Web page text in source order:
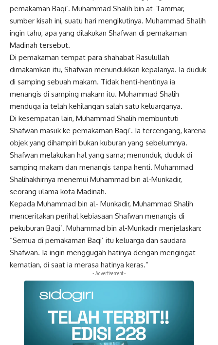
pemakaman Baqi’. Muhammad Shalih bin at-Tammar,
sumber kisah ini, suatu hari mengikutinya. Muhammad Shalih
ingin tahu, apa yang dilakukan Shafwan di pemakaman
Madinah tersebut.
Di pemakaman tempat para shahabat Rasulullah
dimakamkan itu, Shafwan menundukkan kepalanya. Ia duduk
di samping sebuah makam. Tidak henti-hentinya ia
menangis di samping makam itu. Muhammad Shalih
menduga ia telah kehilangan salah satu keluarganya.
Di kesempatan lain, Muhammad Shalih membuntuti
Shafwan masuk ke pemakaman Baqi’. Ia tercengang, karena
objek yang dihampiri bukan kuburan yang sebelumnya.
Shafwan melakukan hal yang sama; menunduk, duduk di
samping makam dan menangis tanpa henti. Muhammad
Shalihakhirnya menemui Muhammad bin al-Munkadir,
seorang ulama kota Madinah.
Kepada Muhammad bin al- Munkadir, Muhammad Shalih
menceritakan perihal kebiasaan Shafwan menangis di
pekuburan Baqi’. Muhammad bin al-Munkadir menjelaskan:
“Semua di pemakaman Baqi’ itu keluarga dan saudara
Shafwan. Ia ingin menggugah hatinya dengan mengingat
kematian, di saat ia merasa hatinya keras.”
- Advertisement -